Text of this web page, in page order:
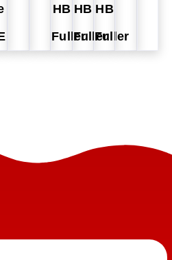
HB
Fuller
HB
Fuller
HB
Fuller